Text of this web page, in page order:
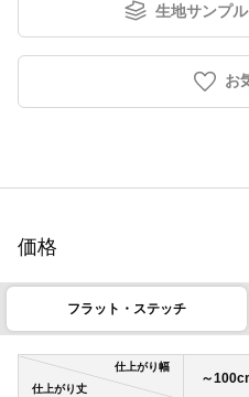
生地サンプ
お
価格
フラット・ステッチ
仕上がり幅
仕上がり丈
～